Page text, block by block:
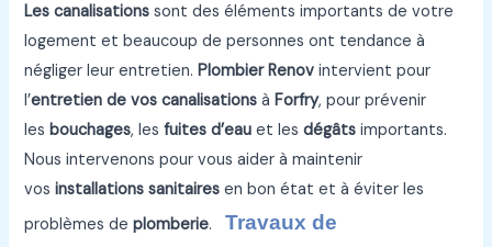
Les canalisations sont des éléments importants de votre
logement et beaucoup de personnes ont tendance à
négliger leur entretien.Plombier Renov intervient pour
l’entretien de vos canalisations àForfry, pour prévenir
lesbouchages, lesfuites d’eau et lesdégâts importants.
Nous intervenons pour vous aider à maintenir
vosinstallations sanitaires en bon état et à éviter les
problèmes deplomberie. Travaux de